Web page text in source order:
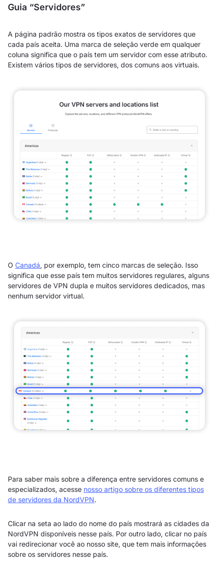
Guia “Servidores”
A página padrão mostra os tipos exatos de servidores que
cada país aceita. Uma marca de seleção verde em qualquer
coluna significa que o país tem um servidor com esse atributo.
Existem vários tipos de servidores, dos comuns aos virtuais.
O Canadá, por exemplo, tem cinco marcas de seleção. Isso
significa que esse país tem muitos servidores regulares, alguns
servidores de VPN dupla e muitos servidores dedicados, mas
nenhum servidor virtual.
Para saber mais sobre a diferença entre servidores comuns e
especializados, acesse nosso artigo sobre os diferentes tipos
de servidores da NordVPN.
Clicar na seta ao lado do nome do país mostrará as cidades da
NordVPN disponíveis nesse país. Por outro lado, clicar no país
vai redirecionar você ao nosso site, que tem mais informações
sobre os servidores nesse país.